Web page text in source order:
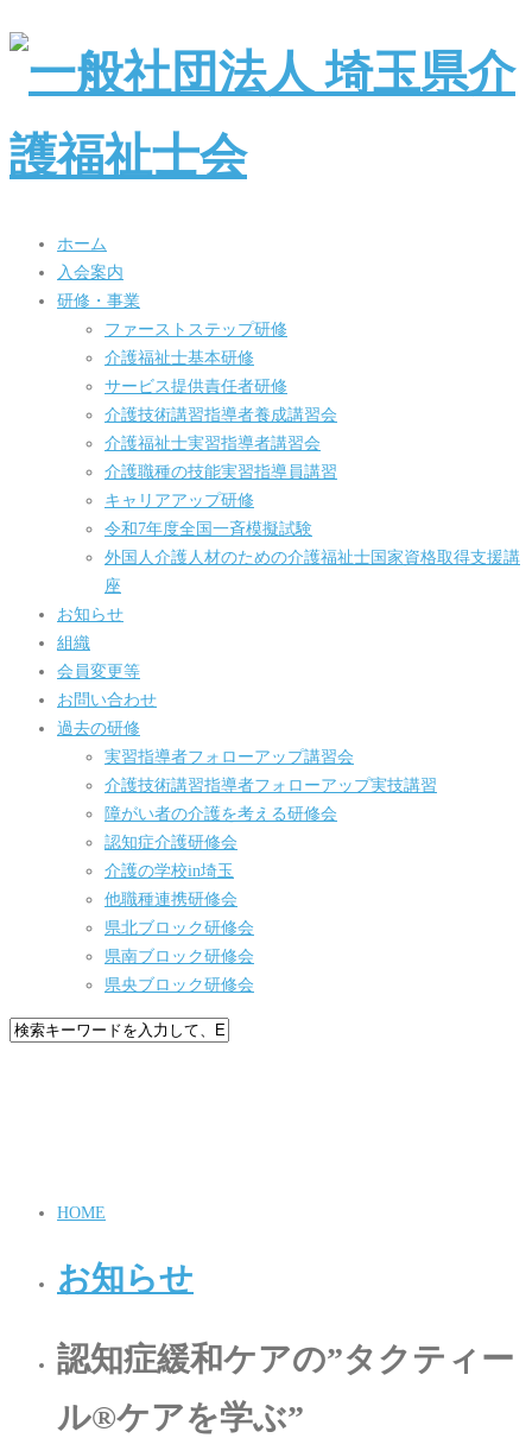
ホーム
入会案内
研修・事業
ファーストステップ研修
介護福祉士基本研修
サービス提供責任者研修
介護技術講習指導者養成講習会
介護福祉士実習指導者講習会
介護職種の技能実習指導員講習
キャリアアップ研修
令和7年度全国一斉模擬試験
外国人介護人材のための介護福祉士国家資格取得支援講
座
お知らせ
組織
会員変更等
お問い合わせ
過去の研修
実習指導者フォローアップ講習会
介護技術講習指導者フォローアップ実技講習
障がい者の介護を考える研修会
認知症介護研修会
介護の学校in埼玉
他職種連携研修会
県北ブロック研修会
県南ブロック研修会
県央ブロック研修会
HOME
お知らせ
認知症緩和ケアの”タクティー
ル®ケアを学ぶ”